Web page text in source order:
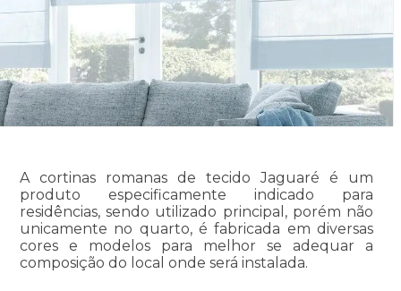
A cortinas romanas de tecido Jaguaré é um
produto especificamente indicado para
residências, sendo utilizado principal, porém não
unicamente no quarto, é fabricada em diversas
cores e modelos para melhor se adequar a
composição do local onde será instalada.